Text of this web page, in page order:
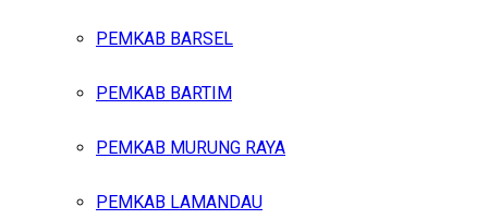
PEMKAB BARSEL
PEMKAB BARTIM
PEMKAB MURUNG RAYA
PEMKAB LAMANDAU